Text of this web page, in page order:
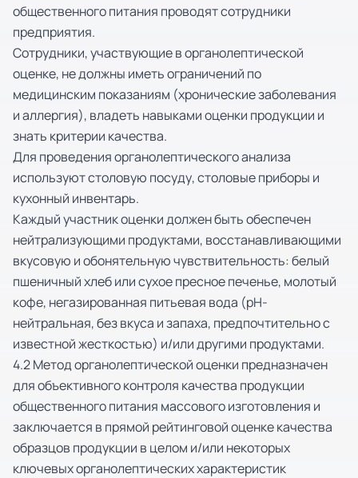
общественного питания проводят сотрудники
предприятия.
Сотрудники, участвующие в органолептической
оценке, не должны иметь ограничений по
медицинским показаниям (хронические заболевания
и аллергия), владеть навыками оценки продукции и
знать критерии качества.
Для проведения органолептического анализа
используют столовую посуду, столовые приборы и
кухонный инвентарь.
Каждый участник оценки должен быть обеспечен
нейтрализующими продуктами, восстанавливающими
вкусовую и обонятельную чувствительность: белый
пшеничный хлеб или сухое пресное печенье, молотый
кофе, негазированная питьевая вода (рН-
нейтральная, без вкуса и запаха, предпочтительно с
известной жесткостью) и/или другими продуктами.
4.2 Метод органолептической оценки предназначен
для объективного контроля качества продукции
общественного питания массового изготовления и
заключается в прямой рейтинговой оценке качества
образцов продукции в целом и/или некоторых
ключевых органолептических характеристик